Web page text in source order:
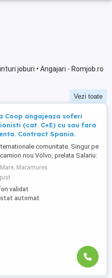
joburi • Angajari - Romjob.ro
Vezi toate
Coop angajeaza soferi
(cat. C+E) cu sau fara
Contract Spania.
comunitate. Singur pe
nou Volvo, prelata Salariu:
net 12.000 km (garantat) Prima
km extra peste 12000 km; +
la angajare pt. ADR; + 300 prima
luni lucrate; + 300 prima pentru 9
+ 300 prima pentru 12 luni
Maramures
validat
automat